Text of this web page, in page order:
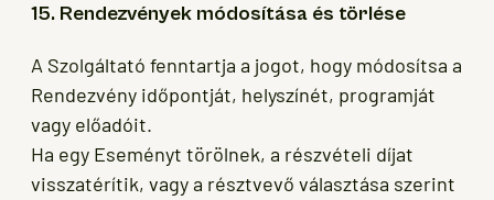
15. Rendezvények módosítása és törlése
A Szolgáltató fenntartja a jogot, hogy módosítsa a
Rendezvény időpontját, helyszínét, programját
vagy előadóit.
Ha egy Eseményt törölnek, a részvételi díjat
visszatérítik, vagy a résztvevő választása szerint